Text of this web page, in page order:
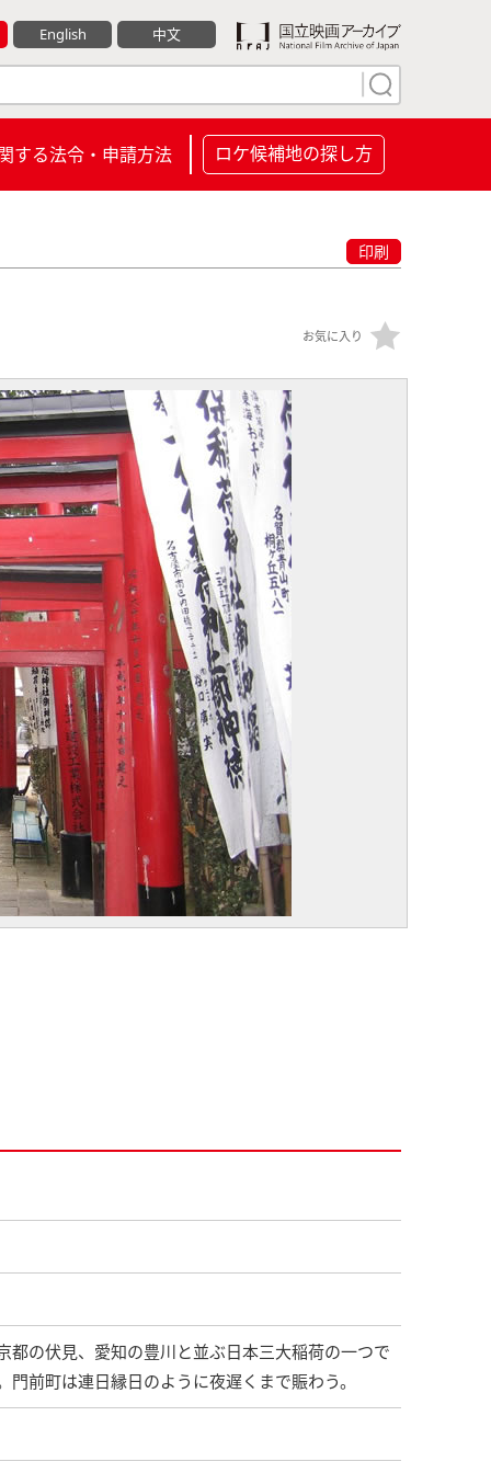
English 中文
する法令・申請方法 ロケ候補地の探し方
印刷
お気に入り
都の伏見、愛知の豊川と並ぶ日本三大稲荷の一つで
前町は連日縁日のように夜遅くまで賑わう。